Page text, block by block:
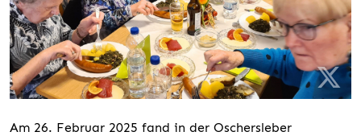
Am 26. Februar 2025 fand in der Oschersleber